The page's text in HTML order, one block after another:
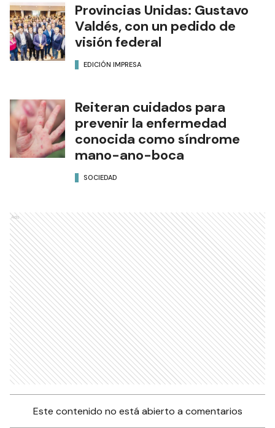
Provincias Unidas: Gustavo
Valdés, con un pedido de
visión federal
EDICIÓN IMPRESA
Reiteran cuidados para
prevenir la enfermedad
conocida como síndrome
mano-ano-boca
SOCIEDAD
Ads
Este contenido no está abierto a comentarios